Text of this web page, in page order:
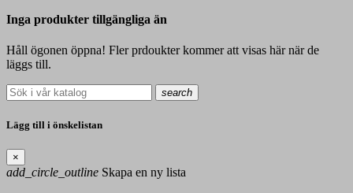
Inga produkter tillgängliga än
Håll ögonen öppna! Fler prdoukter kommer att visas här när de
läggs till.
search
Lägg till i önskelistan
×
add_circle_outline Skapa en ny lista